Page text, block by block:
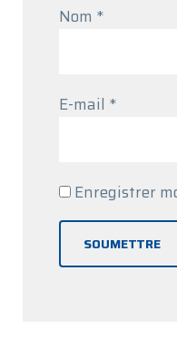
Nom *
E-mail *
Enregistrer